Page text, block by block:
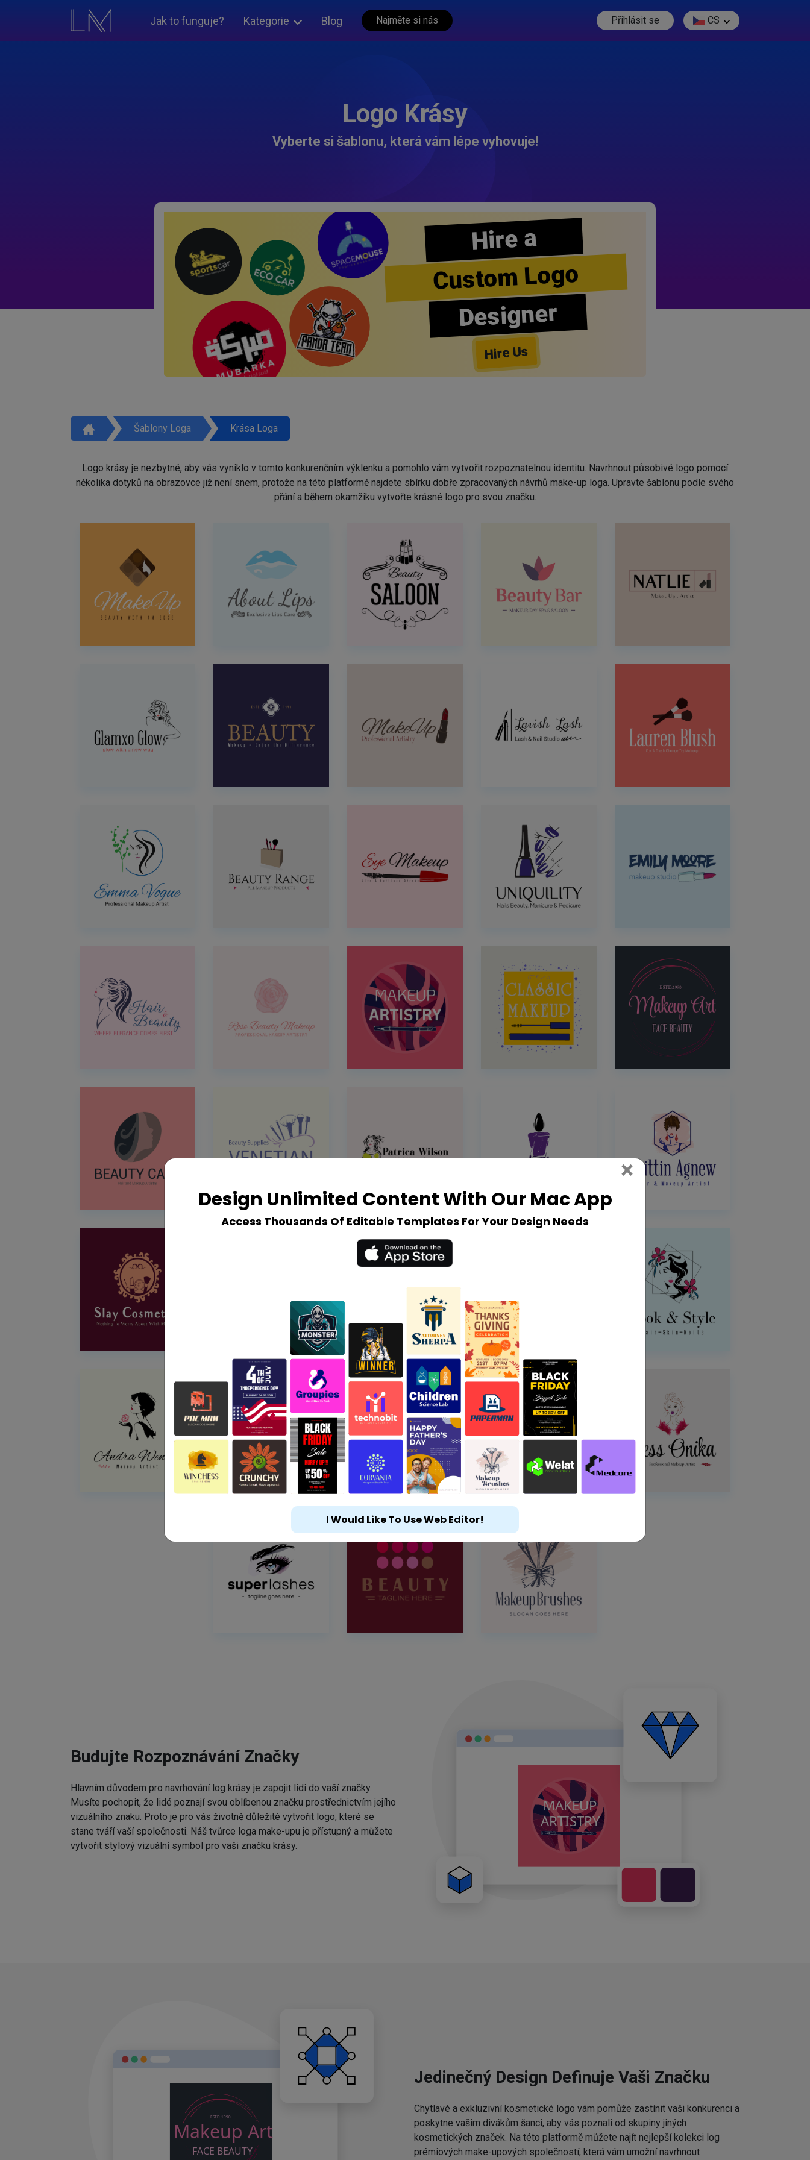
Jak to funguje? Kategorie Blog Najměte si nás Přihlásit se CS
Logo Krásy
Vyberte si šablonu, která vám lépe vyhovuje!
Hire a
Custom Logo
Designer
Hire Us
Šablony Loga Krása Loga
Logo krásy je nezbytné, aby vás vyniklo v tomto konkurenčním výklenku a pomohlo vám vytvořit rozpoznatelnou identitu. Navrhnout působivé logo pomocí
několika dotyků na obrazovce již není snem, protože na této platformě najdete sbírku dobře zpracovaných návrhů make-up loga. Upravte šablonu podle svého
přání a během okamžiku vytvořte krásné logo pro svou značku.
Budujte Rozpoznávání Značky
Hlavním důvodem pro navrhování log krásy je zapojit lidi do vaší značky.
Musíte pochopit, že lidé poznají svou oblíbenou značku prostřednictvím jejího
vizuálního znaku. Proto je pro vás životně důležité vytvořit logo, které se
stane tváří vaší společnosti. Náš tvůrce loga make-upu je přístupný a můžete
vytvořit stylový vizuální symbol pro vaši značku krásy.
Jedinečný Design Definuje Vaši Značku
Chytlavé a exkluzivní kosmetické logo vám pomůže zastínit vaši konkurenci a
poskytne vašim divákům šanci, aby vás poznali od skupiny jiných
kosmetických značek. Na této platformě můžete najít nejlepší kolekci log
prémiových make-upových společností, která vám umožní navrhnout
Design Unlimited Content With Our Mac App
Access Thousands Of Editable Templates For Your Design Needs
× Close
I Would Like To Use Web Editor!